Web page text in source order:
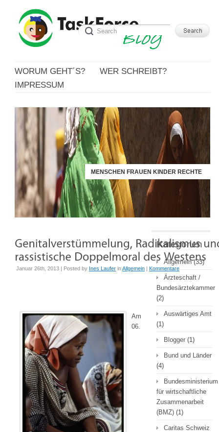
WORUM GEHT´S?
WER SCHREIBT?
IMPRESSUM
MENSCHEN FRAUEN KINDER RECHTE
Januar 26th, 2013 | Posted by Ines Laufer inAllgemein | Kommentare
Am
06.
Kategorien
Allgemein(33)
Ärzteschaft /
Bundesärztekammer
(2)
Auswärtiges Amt
(1)
Blogger (1)
Bund und Länder
(4)
Bundesministerium
für wirtschaftliche
Zusammenarbeit
(BMZ) (1)
Caritas Schweiz